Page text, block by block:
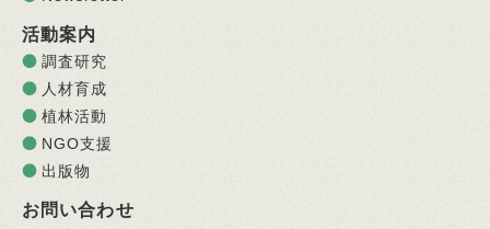
活動案内
調査研究
人材育成
植林活動
NGO支援
出版物
お問い合わせ